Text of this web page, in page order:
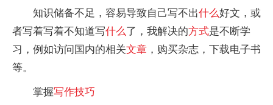
知识储备不足，容易导致自己写不出什么好文，或
者写着写着不知道写什么了，我解决的方式是不断学
习，例如访问国内的相关文章 ，购买杂志，下载电子书
等。
掌握写作技巧